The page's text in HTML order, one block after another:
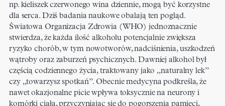
np. kieliszek czerwonego wina dziennie, mogą być korzystne
dla serca. Dziś badania naukowe obalają ten pogląd.
Światowa Organizacja Zdrowia (WHO) jednoznacznie
stwierdza, że każda ilość alkoholu potencjalnie zwiększa
ryzyko chorób, w tym nowotworów, nadciśnienia, uszkodzeń
wątroby oraz zaburzeń psychicznych. Dawniej alkohol był
częścią codziennego życia, traktowany jako „naturalny lek”
czy „towarzysz spotkań”. Obecnie medycyna podkreśla, że
nawet okazjonalne picie wpływa toksycznie na neurony i
komórki ciała, przyczyniając się do pogorszenia pamięci,